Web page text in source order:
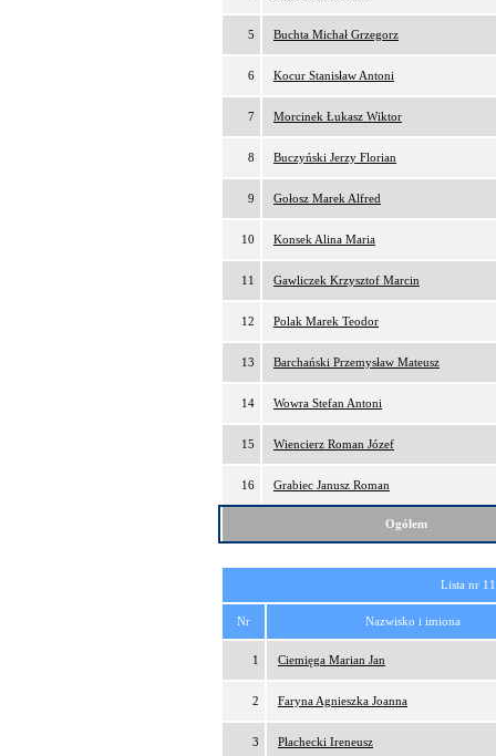
5 Buchta Michał Grzegorz
6 Kocur Stanisław Antoni
7 Morcinek Łukasz Wiktor
8 Buczyński Jerzy Florian
9 Gołosz Marek Alfred
10 Konsek Alina Maria
11 Gawliczek Krzysztof Marcin
12 Polak Marek Teodor
13 Barchański Przemysław Mateusz
14 Wowra Stefan Antoni
15 Wiencierz Roman Józef
16 Grabiec Janusz Roman
Ogółem
Lista nr
Nr Nazwisko i imiona
1 Ciemięga Marian Jan
2 Faryna Agnieszka Joanna
3 Płachecki Ireneusz